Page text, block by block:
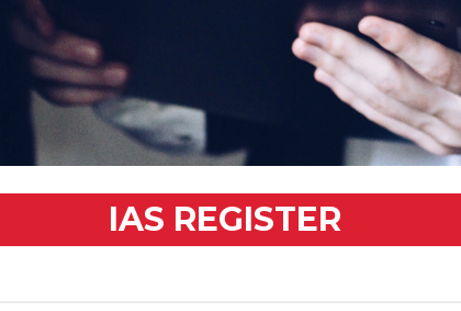
IAS REGISTER